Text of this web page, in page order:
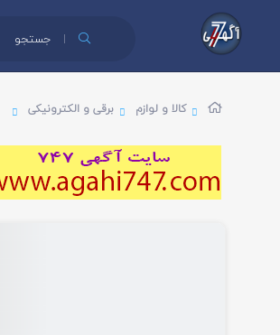
جستجو
کالا و لوازم برقی و الکترونیکی